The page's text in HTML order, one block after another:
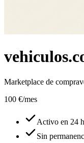
Marketplace de
100 €/mes
Activo en 24
Sin